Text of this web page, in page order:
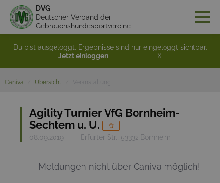
DVG
Deutscher Verband der
Gebrauchshundesportvereine
Du bist ausgeloggt. Ergebnisse sind nur eingeloggt sichtbar.
Jetzt einloggen
X
Caniva Übersicht
Agility Turnier VfG Bornheim-
Sechtem u. U.
08.09.2019 Erfurter Str., 53332 Bornheim
Meldungen nicht über Caniva möglich!